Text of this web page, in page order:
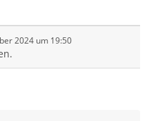
2024 um 19:50